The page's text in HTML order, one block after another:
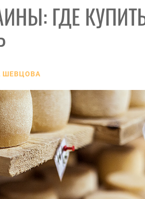
ГДЕ
ШЕВЦОВА